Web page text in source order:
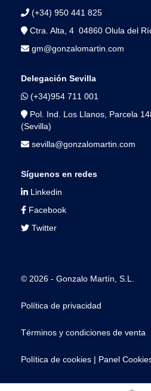
(+34) 950 441 825
Ctra. Alta, 4 04860 Olula del
gm@gonzalomartin.com
Delegación Sevilla
(+34)954 711 001
Pol. Ind. Los Llanos, Parcela
(Sevilla)
sevilla@gonzalomartin.com
Síguenos en redes
Linkedin
Facebook
Twitter
© 2026 - Gonzalo Martín, S.L.
Política de privacidad
Términos y condiciones de venta
Política de cookies | Panel